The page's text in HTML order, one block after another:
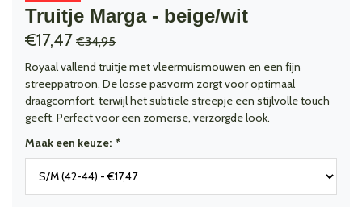
Truitje Marga - beige/wit
€17,47 €34,95
Royaal vallend truitje met vleermuismouwen en een fijn
streeppatroon. De losse pasvorm zorgt voor optimaal
draagcomfort, terwijl het subtiele streepje een stijlvolle touch
geeft. Perfect voor een zomerse, verzorgde look.
Maak een keuze: *